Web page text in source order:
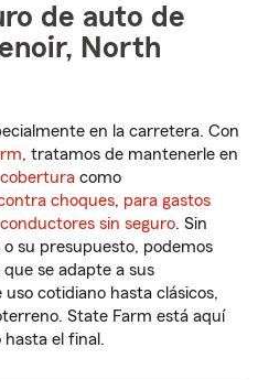
de auto de
North
en la carretera. Con
, tratamos de mantenerle en
como
choques, para gastos
sin seguro. Sin
su presupuesto, podemos
se adapte a sus
cotidiano hasta clásicos,
State Farm está aquí
hasta el final.